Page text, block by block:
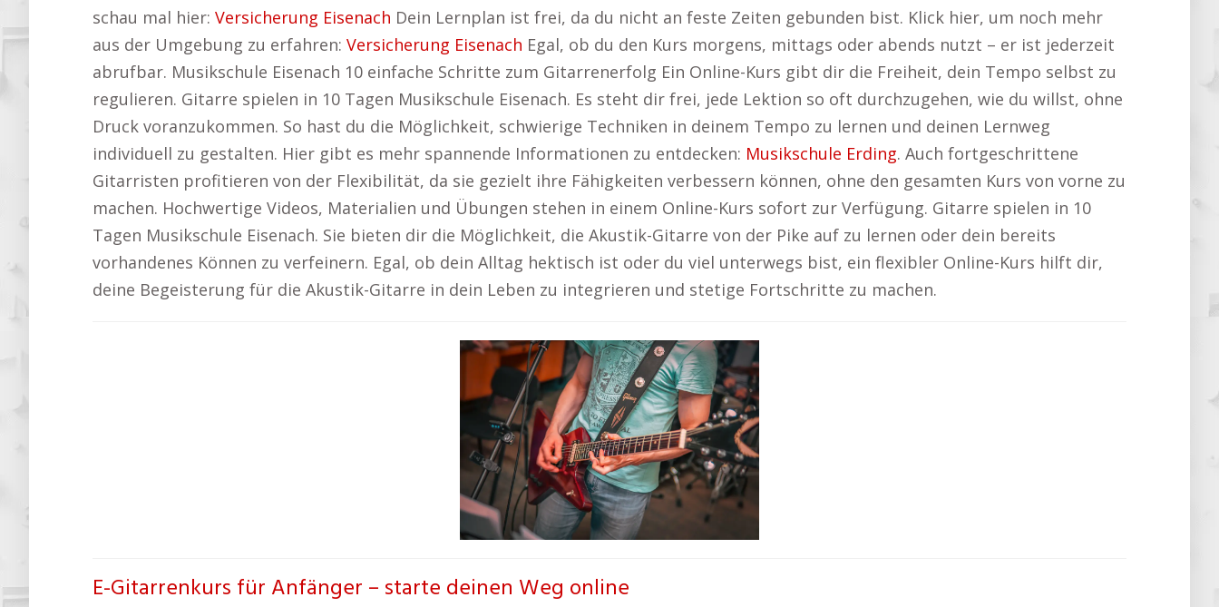
schau mal hier: Versicherung Eisenach Dein Lernplan ist frei, da du nicht an feste Zeiten gebunden bist. Klick hier, um noch mehr
aus der Umgebung zu erfahren: Versicherung Eisenach Egal, ob du den Kurs morgens, mittags oder abends nutzt – er ist jederzeit
abrufbar. Musikschule Eisenach 10 einfache Schritte zum Gitarrenerfolg Ein Online-Kurs gibt dir die Freiheit, dein Tempo selbst zu
regulieren. Gitarre spielen in 10 Tagen Musikschule Eisenach. Es steht dir frei, jede Lektion so oft durchzugehen, wie du willst, ohne
Druck voranzukommen. So hast du die Möglichkeit, schwierige Techniken in deinem Tempo zu lernen und deinen Lernweg
individuell zu gestalten. Hier gibt es mehr spannende Informationen zu entdecken: Musikschule Erding. Auch fortgeschrittene
Gitarristen profitieren von der Flexibilität, da sie gezielt ihre Fähigkeiten verbessern können, ohne den gesamten Kurs von vorne zu
machen. Hochwertige Videos, Materialien und Übungen stehen in einem Online-Kurs sofort zur Verfügung. Gitarre spielen in 10
Tagen Musikschule Eisenach. Sie bieten dir die Möglichkeit, die Akustik-Gitarre von der Pike auf zu lernen oder dein bereits
vorhandenes Können zu verfeinern. Egal, ob dein Alltag hektisch ist oder du viel unterwegs bist, ein flexibler Online-Kurs hilft dir,
deine Begeisterung für die Akustik-Gitarre in dein Leben zu integrieren und stetige Fortschritte zu machen.
E-Gitarrenkurs für Anfänger – starte deinen Weg online